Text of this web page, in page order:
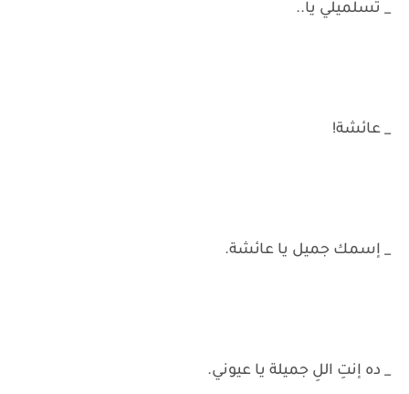
_ تسلميلي يا..
_ عائشة!
_ إسمك جميل يا عائشة.
_ ده إنتِ اللِ جميلة يا عيوني.